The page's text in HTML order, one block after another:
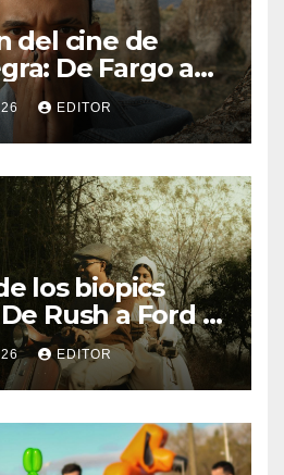
del cine de
De Fargo a
EDITOR
los biopics
Rush a Ford v
EDITOR